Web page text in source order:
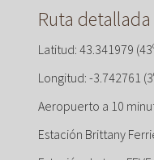
Ruta
Latitud: 43.341979
Longitud: -3.742761
Aeropuerto a 10
Estación Brittany